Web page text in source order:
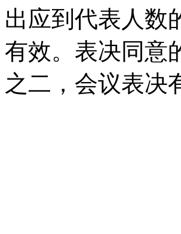
出应到代表人数
有效。表决同意
之二，会议表决